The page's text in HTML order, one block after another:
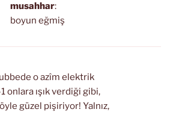
musahhar:
boyun eğmiş
o azîm elektrik
onlara ışık verdiği gibi,
güzel pişiriyor! Yalnız,